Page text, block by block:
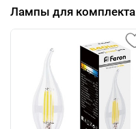
Лампы для комплекта